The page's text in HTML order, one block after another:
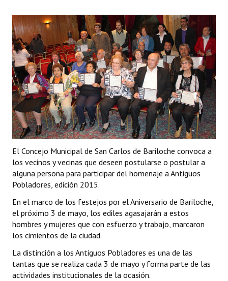
El Concejo Municipal de San Carlos de Bariloche convoca a
los vecinos y vecinas que deseen postularse o postular a
alguna persona para participar del homenaje a Antiguos
Pobladores, edición 2015.
En el marco de los festejos por el Aniversario de Bariloche,
el próximo 3 de mayo, los ediles agasajarán a estos
hombres y mujeres que con esfuerzo y trabajo, marcaron
los cimientos de la ciudad.
La distinción a los Antiguos Pobladores es una de las
tantas que se realiza cada 3 de mayo y forma parte de las
actividades institucionales de la ocasión.